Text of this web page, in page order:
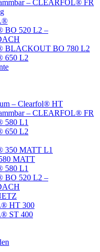
– CLEARFOL® FR
BO 520 L2 –
BLACKOUT BO 780 L2
650 L2
– Clearfol® HT
– CLEARFOL® FR
580 L1
650 L2
MATT L1
MATT
580 L1
BO 520 L2 –
HT 300
ST 400